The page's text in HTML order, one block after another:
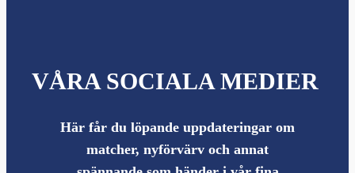
VÅRA SOCIALA MEDIER
Här får du löpande uppdateringar om
matcher, nyförvärv och annat